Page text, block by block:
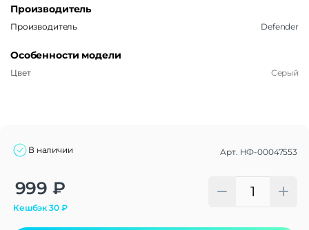
Производитель
Производитель Defender
Особенности модели
Цвет Серый
В наличии Арт. НФ-00047553
999 ₽
Кешбэк30₽
Alternative: